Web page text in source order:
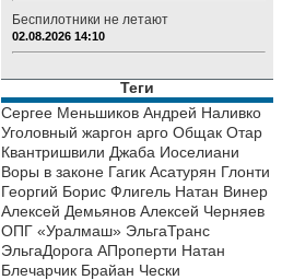
Беспилотники не летают
02.08.2026 14:10
Теги
Сергее Меньшиков Андрей Наливко
Уголовный жаргон арго Общак Отар
Квантришвили Джаба Иоселиани
Воры в законе Гагик Асатурян Глонти
Георгий Борис Флигель Натан Винер
Алексей Демьянов Алексей Черняев
ОПГ «Уралмаш» ЭльгаТранс
ЭльгаДорога АПроперти Натан
Блечарчик Брайан Чески